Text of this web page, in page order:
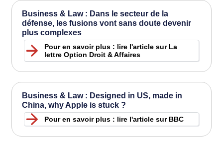
Business & Law : Dans le secteur de la
défense, les fusions vont sans doute devenir
plus complexes
Pour en savoir plus : lire l'article sur La
lettre Option Droit & Affaires
Business & Law : Designed in US, made in
China, why Apple is stuck ?
Pour en savoir plus : lire l'article sur BBC